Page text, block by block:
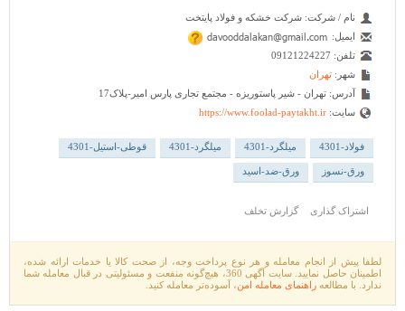
نام / شرکت: شرکت خشکه و فولاد پایتخت
ایمیل:
تلفن: 09121224227
شهر: تهران
آدرس: تهران - شیر پاستوریزه - مجتمع تجاری پارس امیر-پلاک17
سایت: https://www.foolad-paytakht.ir
فولاد-4301 میلگرد-4301 میلگرد-4301 قوطی-استیل-4301
ورق-نسوز ورق-ضد-اسید
اشتراک گذاری گزارش تخلف
لطفا پیش از انجام معامله و هر نوع پرداخت وجه، از صحت کالا یا خدمات ارائه شده،
اطمینان حاصل نمایید. سایت آگهی 360، هیچ‌گونه منفعت و مسئولیتی در قبال معامله شما
ندارد. با مطالعه راهنمای معامله امن، آسوده‌تر معامله کنید.